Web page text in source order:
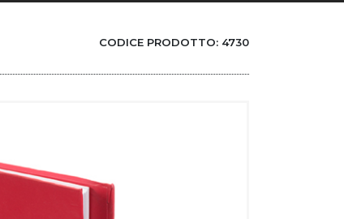
CODICE PRODOTTO: 4730